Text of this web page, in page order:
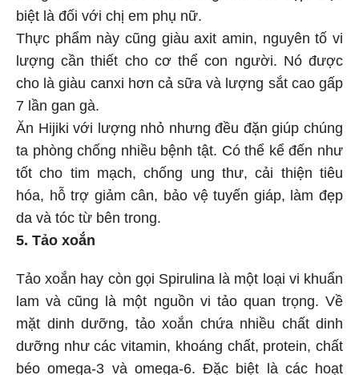
biệt là đối với chị em phụ nữ.
Thực phẩm này cũng giàu axit amin, nguyên tố vi
lượng cần thiết cho cơ thể con người. Nó được
cho là giàu canxi hơn cả sữa và lượng sắt cao gấp
7 lần gan gà.
Ăn Hijiki với lượng nhỏ nhưng đều đặn giúp chúng
ta phòng chống nhiều bệnh tật. Có thể kể đến như
tốt cho tim mạch, chống ung thư, cải thiện tiêu
hóa, hỗ trợ giảm cân, bảo vệ tuyến giáp, làm đẹp
da và tóc từ bên trong.
5. Tảo xoắn
Tảo xoắn hay còn gọi Spirulina là một loại vi khuẩn
lam và cũng là một nguồn vi tảo quan trọng. Về
mặt dinh dưỡng, tảo xoắn chứa nhiều chất dinh
dưỡng như các vitamin, khoáng chất, protein, chất
béo omega-3 và omega-6. Đặc biệt là các hoạt